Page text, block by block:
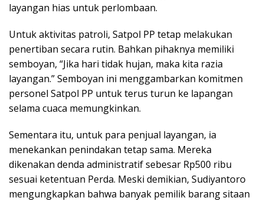
layangan hias untuk perlombaan.
Untuk aktivitas patroli, Satpol PP tetap melakukan
penertiban secara rutin. Bahkan pihaknya memiliki
semboyan, “Jika hari tidak hujan, maka kita razia
layangan.” Semboyan ini menggambarkan komitmen
personel Satpol PP untuk terus turun ke lapangan
selama cuaca memungkinkan.
Sementara itu, untuk para penjual layangan, ia
menekankan penindakan tetap sama. Mereka
dikenakan denda administratif sebesar Rp500 ribu
sesuai ketentuan Perda. Meski demikian, Sudiyantoro
mengungkapkan bahwa banyak pemilik barang sitaan